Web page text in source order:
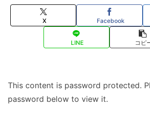
X Facebook
LINE コピ
This content is password protected.
password below to view it.